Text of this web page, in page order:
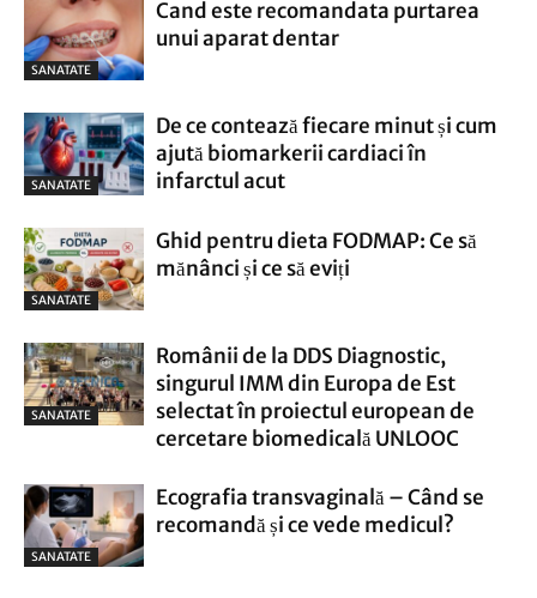
SANATATE
Cand este recomandata purtarea
unui aparat dentar
SANATATE
De ce contează fiecare minut și cum
ajută biomarkerii cardiaci în
infarctul acut
SANATATE
Ghid pentru dieta FODMAP: Ce să
mănânci și ce să eviți
SANATATE
Românii de la DDS Diagnostic,
singurul IMM din Europa de Est
selectat în proiectul european de
cercetare biomedicală UNLOOC
SANATATE
Ecografia transvaginală – Când se
recomandă și ce vede medicul?